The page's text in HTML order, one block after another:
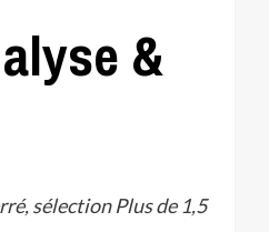
&
sélection Plus de 1,5